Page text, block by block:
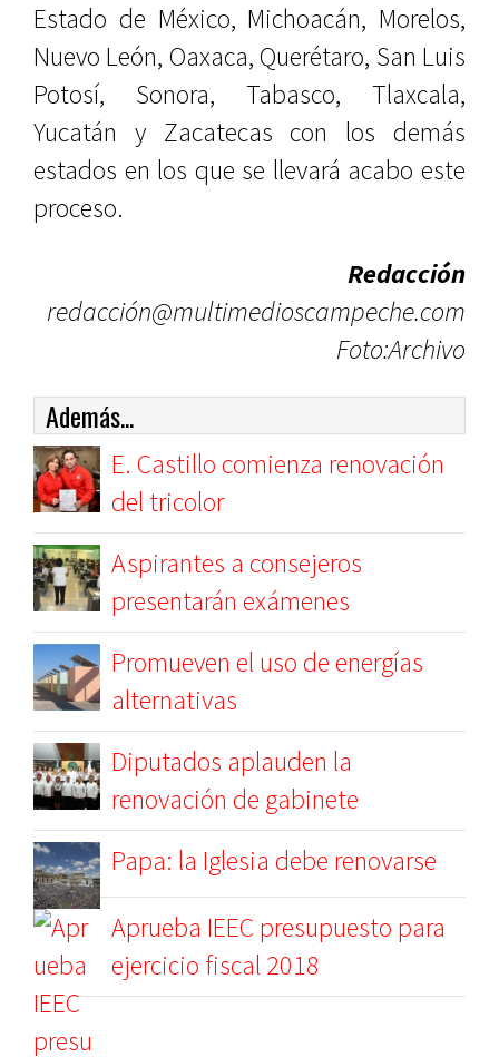
Estado de México, Michoacán, Morelos,
Nuevo León, Oaxaca, Querétaro, San Luis
Potosí, Sonora, Tabasco, Tlaxcala,
Yucatán y Zacatecas con los demás
estados en los que se llevará acabo este
proceso.
Redacción
redacción@multimedioscampeche.com
Foto:Archivo
Además...
E. Castillo comienza renovación
del tricolor
Aspirantes a consejeros
presentarán exámenes
Promueven el uso de energías
alternativas
Diputados aplauden la
renovación de gabinete
Papa: la Iglesia debe renovarse
Aprueba IEEC presupuesto para
ejercicio fiscal 2018